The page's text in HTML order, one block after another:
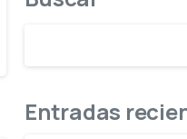
Entradas